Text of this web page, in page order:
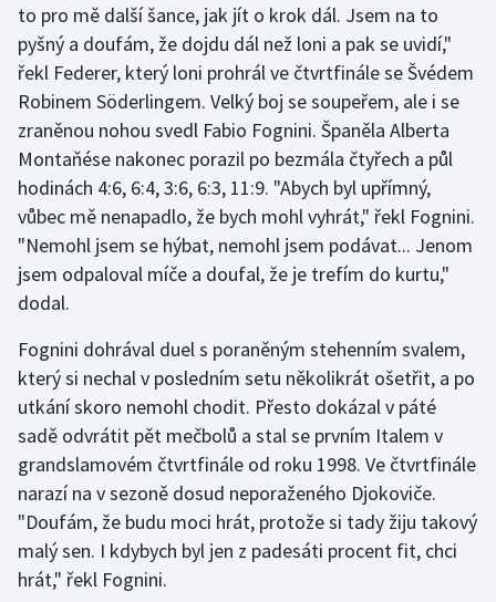
Olympijské hry
Parasport
Plavání
Plážový volejbal
Ragby
Rychlobruslení
Rychlostní kanoistika
Short track
Sportovní střelba
Stolní tenis
Triatlon
to pro mě další šance, jak jít o krok dál. Jsem na to
pyšný a doufám, že dojdu dál než loni a pak se uvidí,"
řekl Federer, který loni prohrál ve čtvrtfinále se Švédem
Robinem Söderlingem. Velký boj se soupeřem, ale i se
zraněnou nohou svedl Fabio Fognini. Španěla Alberta
Montaňése nakonec porazil po bezmála čtyřech a půl
hodinách 4:6, 6:4, 3:6, 6:3, 11:9. "Abych byl upřímný,
vůbec mě nenapadlo, že bych mohl vyhrát," řekl Fognini.
"Nemohl jsem se hýbat, nemohl jsem podávat... Jenom
jsem odpaloval míče a doufal, že je trefím do kurtu,"
dodal.
Fognini dohrával duel s poraněným stehenním svalem,
který si nechal v posledním setu několikrát ošetřit, a po
utkání skoro nemohl chodit. Přesto dokázal v páté
sadě odvrátit pět mečbolů a stal se prvním Italem v
grandslamovém čtvrtfinále od roku 1998. Ve čtvrtfinále
narazí na v sezoně dosud neporaženého Djokoviče.
"Doufám, že budu moci hrát, protože si tady žiju takový
malý sen. I kdybych byl jen z padesáti procent fit, chci
hrát," řekl Fognini.